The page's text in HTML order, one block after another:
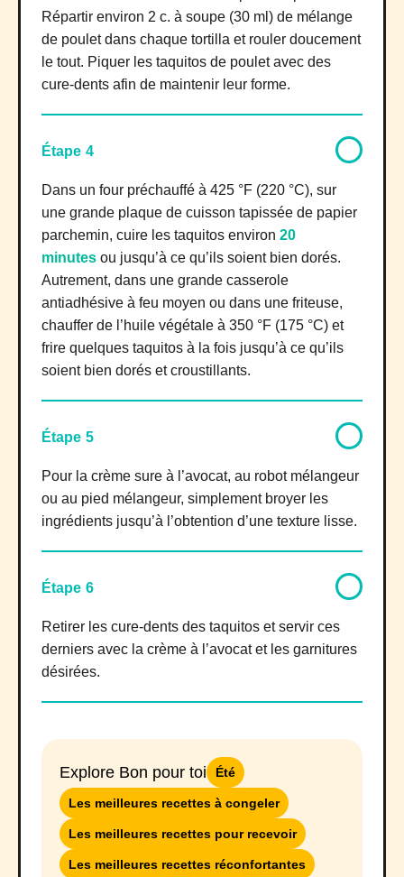
Répartir environ 2 c. à soupe (30 ml) de mélange
de poulet dans chaque tortilla et rouler doucement
le tout. Piquer les taquitos de poulet avec des
cure-dents afin de maintenir leur forme.
Étape 4
Dans un four préchauffé à 425 °F (220 °C), sur
une grande plaque de cuisson tapissée de papier
parchemin, cuire les taquitos environ 20
minutes ou jusqu’à ce qu’ils soient bien dorés.
Autrement, dans une grande casserole
antiadhésive à feu moyen ou dans une friteuse,
chauffer de l’huile végétale à 350 °F (175 °C) et
frire quelques taquitos à la fois jusqu’à ce qu’ils
soient bien dorés et croustillants.
Étape 5
Pour la crème sure à l’avocat, au robot mélangeur
ou au pied mélangeur, simplement broyer les
ingrédients jusqu’à l’obtention d’une texture lisse.
Étape 6
Retirer les cure-dents des taquitos et servir ces
derniers avec la crème à l’avocat et les garnitures
désirées.
Explore Bon pour toi Été
Les meilleures recettes à congeler
Les meilleures recettes pour recevoir
Les meilleures recettes réconfortantes